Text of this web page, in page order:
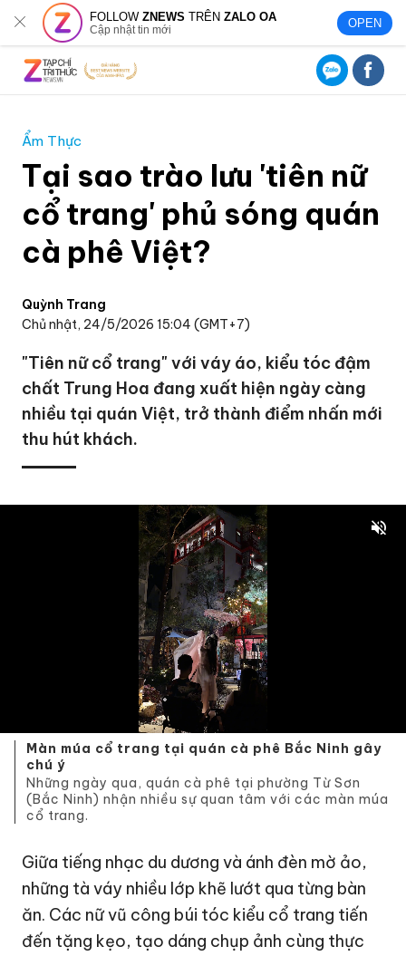
FOLLOWZNEWS TRÊNZALO OA
Cập nhật tin mới OPEN
Ẩm Thực
Tại sao trào lưu 'tiên nữ
cổ trang' phủ sóng quán
cà phê Việt?
Quỳnh Trang
Chủ nhật, 24/5/2026 15:04 (GMT+7)
"Tiên nữ cổ trang" với váy áo, kiểu tóc đậm
chất Trung Hoa đang xuất hiện ngày càng
nhiều tại quán Việt, trở thành điểm nhấn mới
thu hút khách.
Màn múa cổ trang tại quán cà phê Bắc Ninh gây
chú ý
Những ngày qua, quán cà phê tại phường Từ Sơn
(Bắc Ninh) nhận nhiều sự quan tâm với các màn múa
cổ trang.
Giữa tiếng nhạc du dương và ánh đèn mờ ảo,
những tà váy nhiều lớp khẽ lướt qua từng bàn
ăn. Các nữ vũ công búi tóc kiểu cổ trang tiến
đến tặng kẹo, tạo dáng chụp ảnh cùng thực